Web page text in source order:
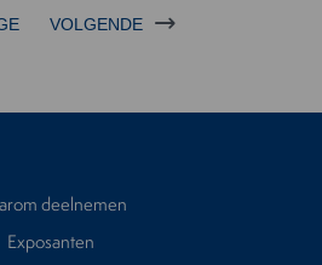
VOLGENDE
deelnemen
Exposanten